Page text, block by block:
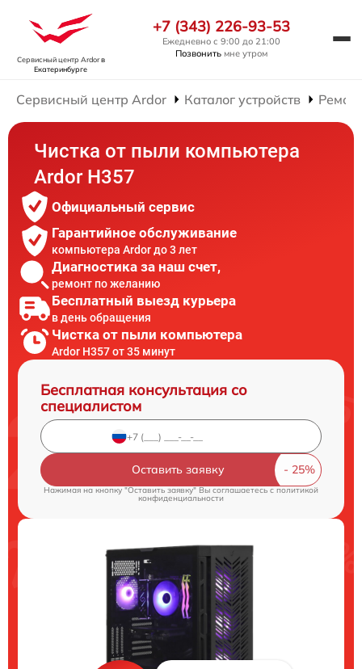
Сервисный центр Ardorв
Екатеринбурге
+7 (343) 226-93-53
Ежедневно с 9:00 до 21:00
Позвонить мне утром
Сервисный центр Ardor Каталог устройств
Чистка от пыли компьютера
Ardor H357
Официальный сервис
Гарантийное обслуживание
компьютера Ardor до 3 лет
Диагностика за наш счет,
ремонт по желанию
Бесплатный выезд курьера
в день обращения
Чистка от пыли компьютера
Ardor H357 от 35 минут
Бесплатная консультация со
специалистом
Оставить заявку
Нажимая на кнопку "Оставить заявку" Вы соглашаетесь cполитикой
конфиденциальности